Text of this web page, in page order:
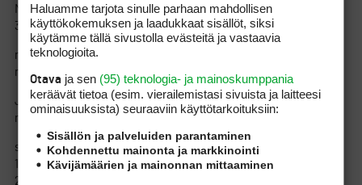
Mediaani 71,5
3 kvartiili 74
maks 80
min 64
Ja sitten vielä lopuksi tilanne kisassa jos toisena päivänä
napsuu pelaamattoman kentän mediaani.
siaj Name Total
1 GOYA, Estanislao* 139
2 LUNDBERG, Mikael* 139,5
Haluamme tarjota sinulle parhaan mahdollisen
käyttökokemuksen ja laadukkaat sisällöt, siksi
käytämme tällä sivustolla evästeitä ja vastaavia
teknologioita.
Otava ja sen (95) teknologia- ja mainoskumppania
keräävät tietoa (esim. vierailemis­tasi sivuista ja laitteesi
ominaisuuk­sista) seuraaviin käyttötarkoituksiin:
Sisällön ja palveluiden parantaminen
Kohdennettu mainonta ja markkinointi
Kävijämäärien ja mainonnan mittaaminen